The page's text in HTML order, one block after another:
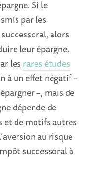
Si le
par les
alors
leur épargne.
les rares études
à un effet négatif –
–, mais de
dépende de
et de motifs autres
au risque
successoral à